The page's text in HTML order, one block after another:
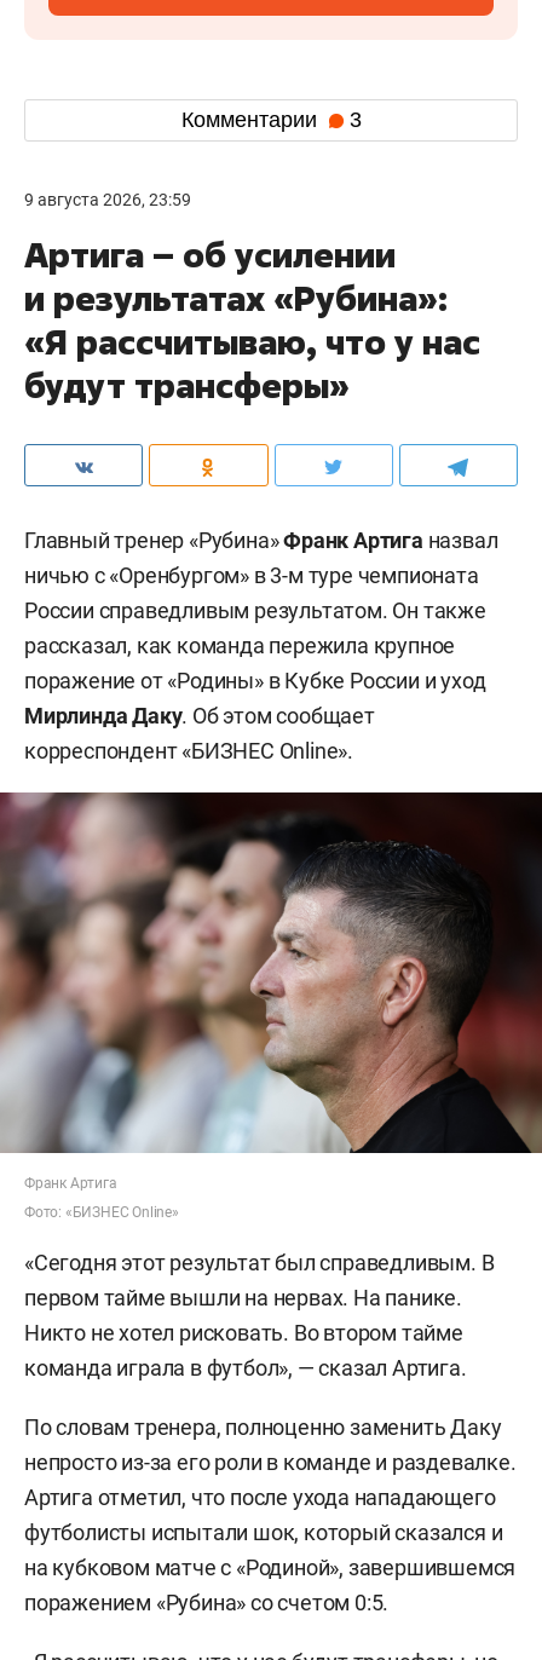
Комментарии 3
9 августа 2026, 23:59
Артига – об усилении
и результатах «Рубина»:
«Я рассчитываю, что у нас
будут трансферы»
Главный тренер «Рубина»Франк Артига назвал
ничью с «Оренбургом» в 3-м туре чемпионата
России справедливым результатом. Он также
рассказал, как команда пережила крупное
поражение от «Родины» в Кубке России и уход
Мирлинда Даку. Об этом сообщает
корреспондент «БИЗНЕС Online».
Франк Артига
Фото: «БИЗНЕС Online»
«Сегодня этот результат был справедливым. В
первом тайме вышли на нервах. На панике.
Никто не хотел рисковать. Во втором тайме
команда играла в футбол», — сказал Артига.
По словам тренера, полноценно заменить Даку
непросто из-за его роли в команде и раздевалке.
Артига отметил, что после ухода нападающего
футболисты испытали шок, который сказался и
на кубковом матче с «Родиной», завершившемся
поражением «Рубина» со счетом 0:5.